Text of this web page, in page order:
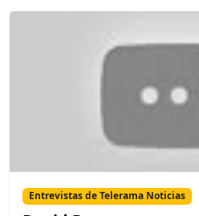
Entrevistas de Telerama Noticias